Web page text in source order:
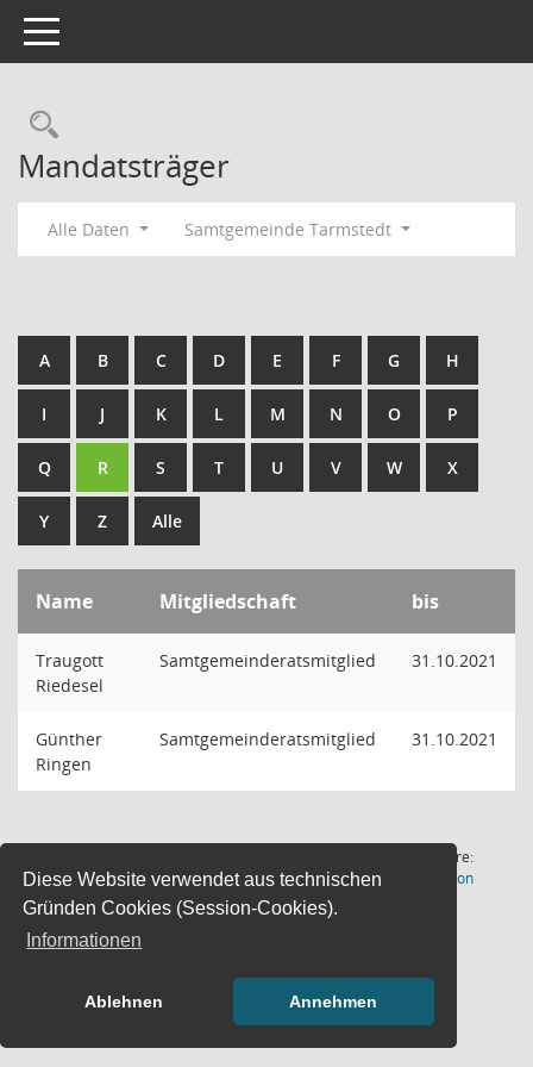
Diese Website verwendet aus technischen
Gründen Cookies (Session-Cookies).
Informationen
Ablehnen Annehmen
Toggle navigation
Rechercheauswahl
Mandatsträger
Alle Daten Samtgemeinde Tarmstedt
A B C D E F G H
I J K L M N O P
Q R S T U V W X
Y Z Alle
Name Mitgliedschaft bis
Traugott
Riedesel
Samtgemeinderatsmitglied 31.10.2021
Günther
Ringen
Samtgemeinderatsmitglied 31.10.2021
Letzte Änderung: 07.08.2026
18:00:54
Software:
Sitzungsdienst
Session(Wird in